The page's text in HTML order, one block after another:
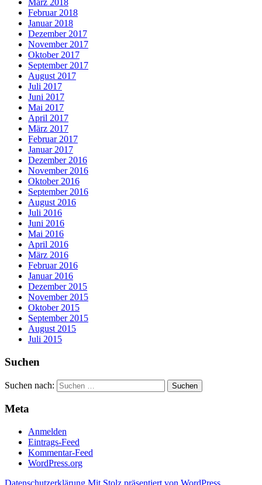
März 2018
Februar 2018
Januar 2018
Dezember 2017
November 2017
Oktober 2017
September 2017
August 2017
Juli 2017
Juni 2017
Mai 2017
April 2017
März 2017
Februar 2017
Januar 2017
Dezember 2016
November 2016
Oktober 2016
September 2016
August 2016
Juli 2016
Juni 2016
Mai 2016
April 2016
März 2016
Februar 2016
Januar 2016
Dezember 2015
November 2015
Oktober 2015
September 2015
August 2015
Juli 2015
Suchen
Suchen nach:
Meta
Anmelden
Eintrags-Feed
Kommentar-Feed
WordPress.org
Datenschutzerklärung Mit Stolz präsentiert von WordPress